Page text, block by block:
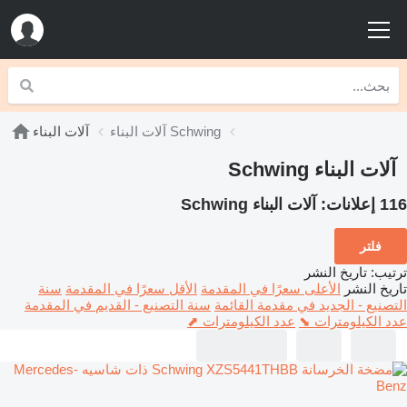
آلات البناء آلات البناء Schwing
آلات البناء Schwing
116 إعلانات: آلات البناء Schwing
فلتر
ترتيب: تاريخ النشر
تاريخ النشر الأعلى سعرًا في المقدمة الأقل سعرًا في المقدمة سنة
التصنيع - الجديد في مقدمة القائمة سنة التصنيع - القديم في المقدمة
عدد الكيلومترات ⬊ عدد الكيلومترات ⬈